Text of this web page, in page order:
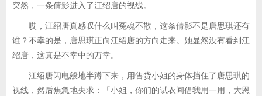
突然，一条倩影进入了江绍唐的视线。
哎，江绍唐真感叹什么叫冤魂不散，这条倩影不是唐思琪还有
谁？不幸的是，唐思琪正向江绍唐的方向走来。她显然没有看到江
绍唐，这真是不幸中的万幸。
江绍唐闪电般地半蹲下来，用售货小姐的身体挡住了唐思琪的
视线，然后焦急地央求：「小姐，你们的试衣间借我用一用，大恩